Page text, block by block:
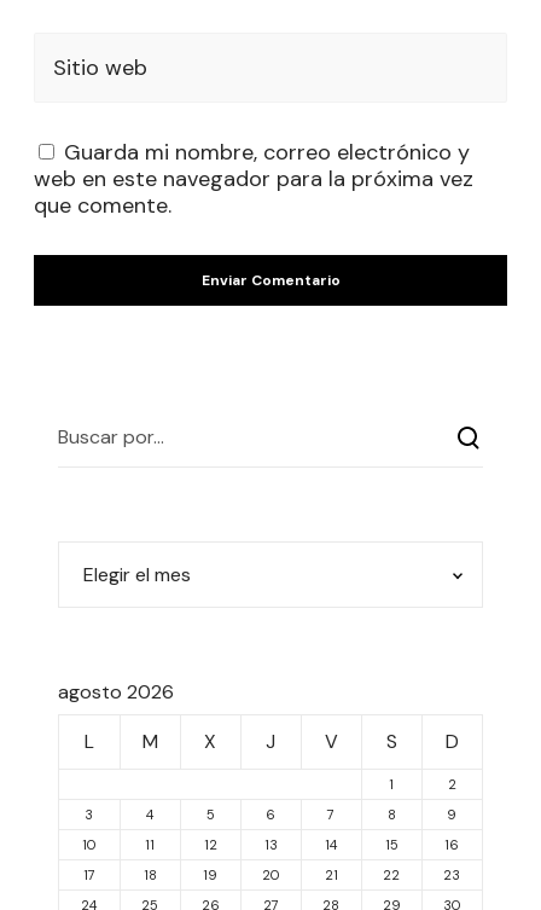
Sitio web
Guarda mi nombre, correo electrónico y
web en este navegador para la próxima vez
que comente.
agosto 2026
L
M X J V S D
1
2
3
4 5 6 7 8
9
10
11 12 13 14 15
16
17
18 19 20 21 22
23
24
25 26 27 28 29 30